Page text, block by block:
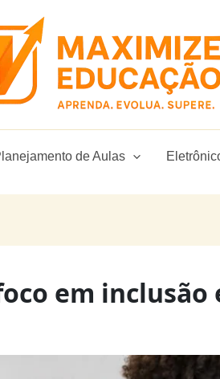
de Aulas
em inclusão